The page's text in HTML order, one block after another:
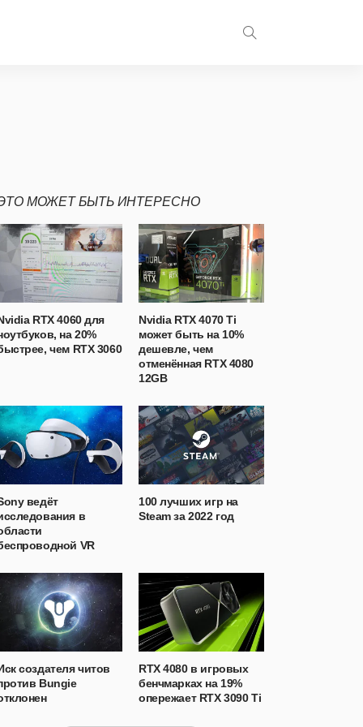
МОЖЕТ БЫТЬ ИНТЕРЕСНО
RTX 4060 для
на 20%
чем RTX 3060
Nvidia RTX 4070 Ti
может быть на 10%
дешевле, чем
отменённая RTX 4080
12GB
ведёт
в
VR
100 лучших игр на
Steam за 2022 год
создателя читов
Bungie
RTX 4080 в игровых
бенчмарках на 19%
опережает RTX 3090 Ti